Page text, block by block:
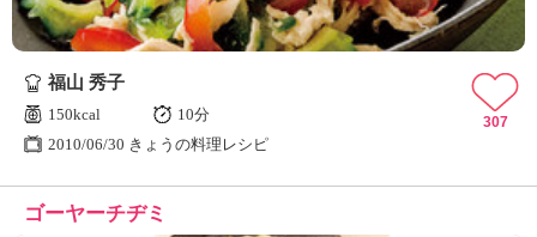
福山 秀子
150kcal
10分
2010/06/30 きょうの料理レシピ
307
ゴーヤーチヂミ